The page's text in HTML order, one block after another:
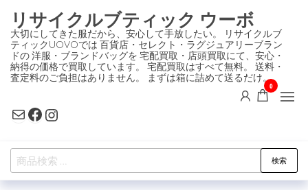
ン
テ
ン
ツ
プ
リサイクルブティック ウーボ
大切にしてきた服だから、安心して手放したい。 リサイクルブ
ティックUOVOでは 百貨店・セレクト・ラグジュアリーブラン
ドの 洋服・ブランドバッグを 宅配買取・店頭買取にて、安心・
納得の価格で買取しています。 宅配買取はすべて無料。 送料・
査定料のご負担はありません。 まずは箱に詰めて送るだけ。
MailFacebook
Instagram
0
検
索
検索